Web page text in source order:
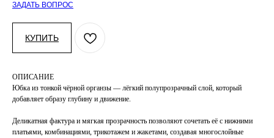
ЗАДАТЬ ВОПРОС
КУПИТЬ
ОПИСАНИЕ
Юбка из тонкой чёрной органзы — лёгкий полупрозрачный слой, который
добавляет образу глубину и движение.
Деликатная фактура и мягкая прозрачность позволяют сочетать её с нижними
платьями, комбинациями, трикотажем и жакетами, создавая многослойные